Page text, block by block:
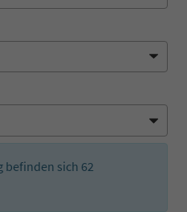
befinden sich 62